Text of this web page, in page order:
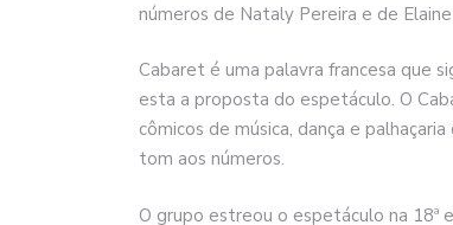
números de Nataly Pereira e de
Cabaret é uma palavra francesa que
esta a proposta do espetáculo. O
cômicos de música, dança e
tom aos números.
O grupo estreou o espetáculo na